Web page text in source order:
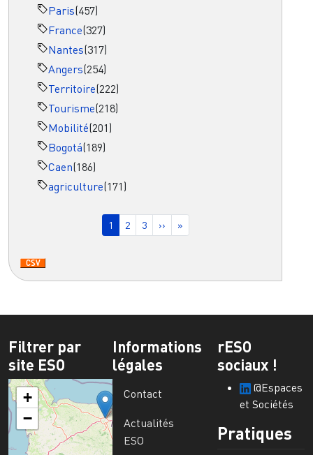
Paris(457)
France(327)
Nantes(317)
Angers(254)
Territoire(222)
Tourisme(218)
Mobilité(201)
Bogotá(189)
Caen(186)
agriculture(171)
Page courante
1 Page
2 Page
3 Page suivante
›› Dernière page
»
Filtrer par
site ESO
+
−
Informations
légales
Contact
Actualités
ESO
rESO
sociaux !
@Espaces
et Sociétés
Pratiques